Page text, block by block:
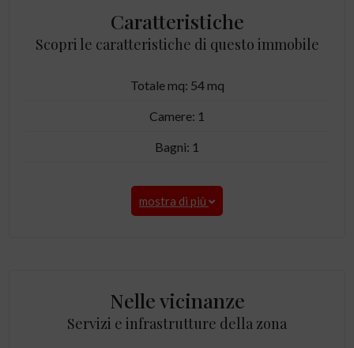
Caratteristiche
Scopri le caratteristiche di questo immobile
Totale mq: 54 mq
Camere: 1
Bagni: 1
mostra di più
Nelle vicinanze
Servizi e infrastrutture della zona